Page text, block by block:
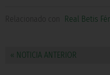
Relacionado con Real Betis
« NOTICIA ANTERIOR